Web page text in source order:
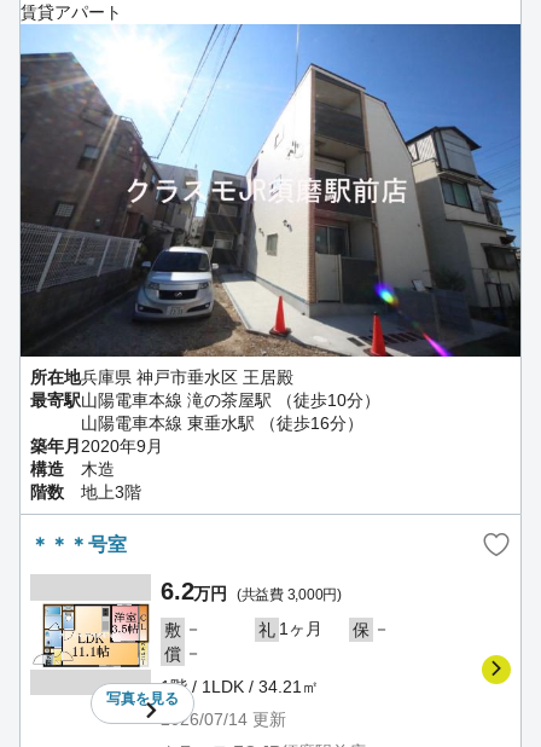
賃貸アパート
所在地兵庫県 神戸市垂水区 王居殿
最寄駅山陽電車本線 滝の茶屋駅 （徒歩10分）
山陽電車本線 東垂水駅 （徒歩16分）
築年月 2020年9月
構造
木造
階数
地上3階
＊＊＊号室
写真を見る
6.2万円 (共益費 3,000円)
敷 － 礼 1ヶ月 保 －
償 －
1階 / 1LDK / 34.21㎡
2026/07/14 更新